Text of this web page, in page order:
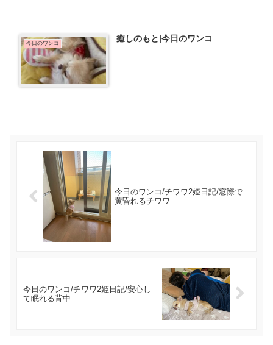
今日のワンコ 癒しのもと|今日のワンコ
今日のワンコ/チワワ2姫日記/窓際で
黄昏れるチワワ
今日のワンコ/チワワ2姫日記/安心し
て眠れる背中